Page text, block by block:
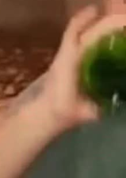
وتحتضن زوجها في لحظة